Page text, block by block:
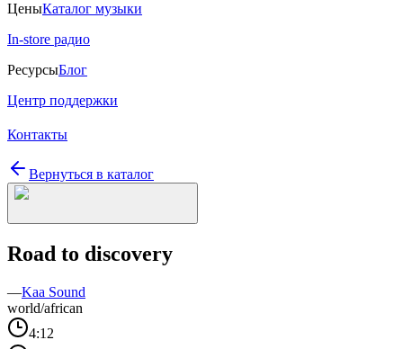
ЦеныКаталог музыки
In-store радио
РесурсыБлог
Центр поддержки
Контакты
Вернуться в каталог
Road to discovery
—Kaa Sound
world/african
4:12